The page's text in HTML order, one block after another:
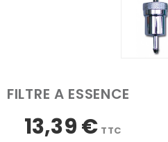
FILTRE A ESSENCE
13,39 € TTC